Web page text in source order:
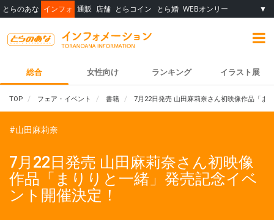
とらのあな インフォ 通販 店舗 とらコイン とら婚 WEBオンリー ▼
総合 女性向け ランキング イラスト展
TOP フェア・イベント 書籍 7月22日発売 山田麻莉奈さん初映像作品「ま
#山田麻莉奈
7月22日発売 山田麻莉奈さん初映像
作品「まりりと一緒」発売記念イベ
ント開催決定！